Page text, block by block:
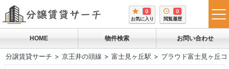
0
お気に入り
0
閲覧履歴
HOME 物件検索 お問い合わせ
分譲賃貸サーチ 京王井の頭線 富士見ヶ丘駅 プラウド富士見ヶ丘